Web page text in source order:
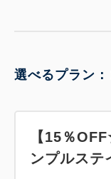
選べるプラン：
【15％
ンプルステ